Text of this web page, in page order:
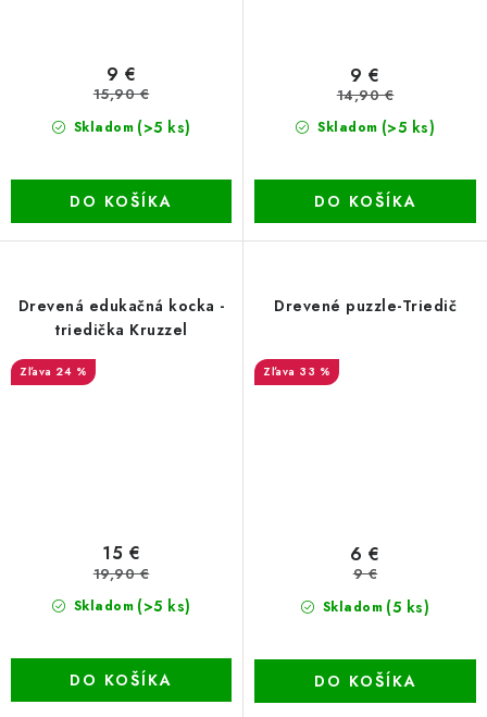
Skladom (>5 ks)
9 €
15,90 €
DO KOŠÍKA
Skladom (>5 ks)
9 €
14,90 €
DO KOŠÍKA
Drevená edukačná kocka -
triedička Kruzzel
24 %
Skladom (>5 ks)
15 €
19,90 €
DO KOŠÍKA
Drevené puzzle-Triedič
33 %
Skladom (5 ks)
6 €
9 €
DO KOŠÍKA